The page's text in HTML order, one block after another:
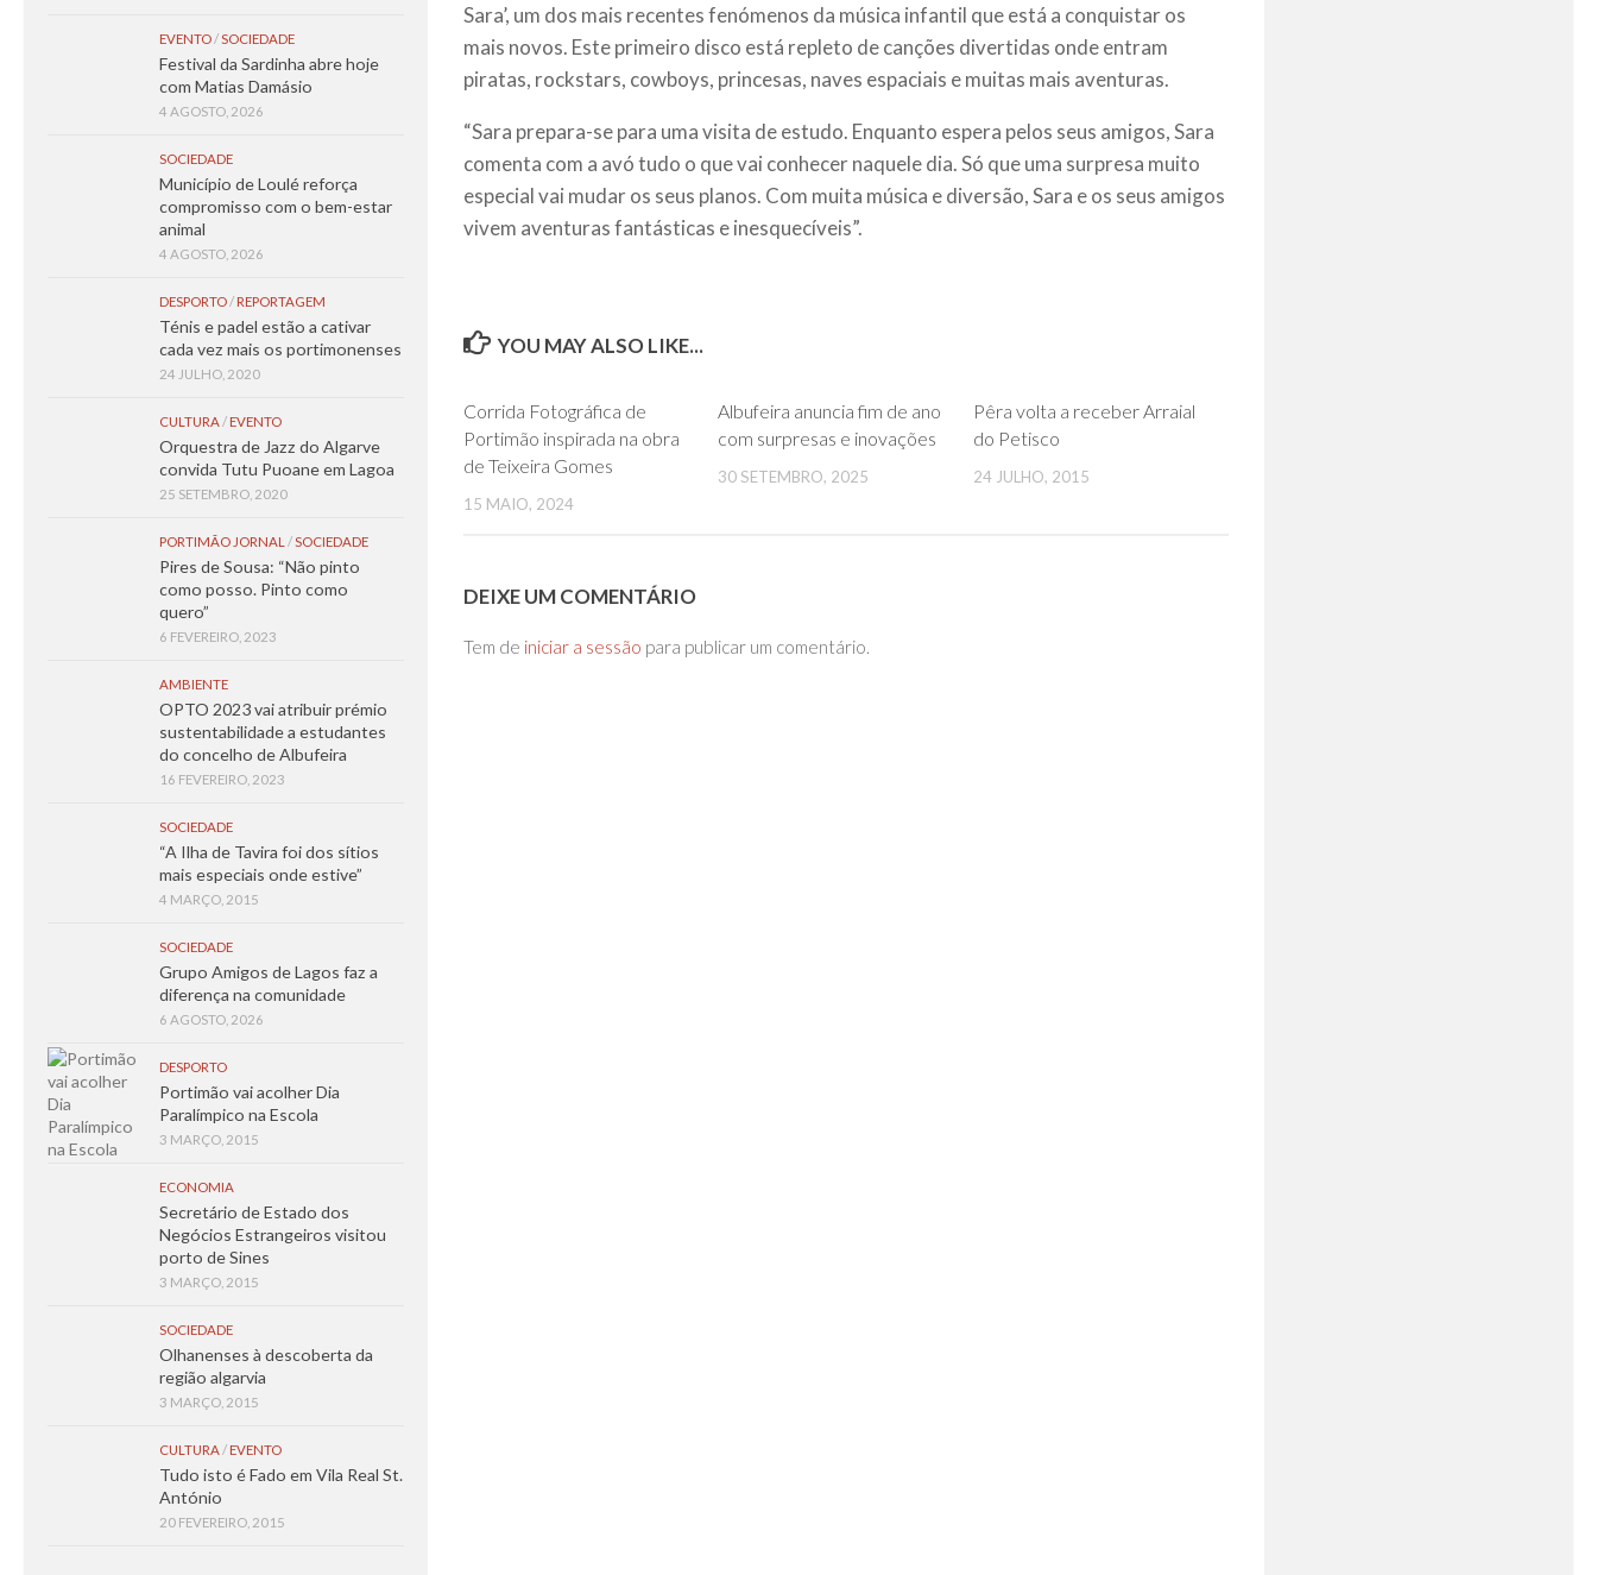
Sara’, um dos mais recentes fenómenos da música infantil que está a conquistar os
mais novos. Este primeiro disco está repleto de canções divertidas onde entram
piratas, rockstars, cowboys, princesas, naves espaciais e muitas mais aventuras.
“Sara prepara-se para uma visita de estudo. Enquanto espera pelos seus amigos, Sara
comenta com a avó tudo o que vai conhecer naquele dia. Só que uma surpresa muito
especial vai mudar os seus planos. Com muita música e diversão, Sara e os seus amigos
vivem aventuras fantásticas e inesquecíveis”.
YOU MAY ALSO LIKE...
Corrida Fotográfica de
Portimão inspirada na obra
de Teixeira Gomes
15 MAIO, 2024
Albufeira anuncia fim de ano
com surpresas e inovações
30 SETEMBRO, 2025
Pêra volta a receber Arraial
do Petisco
24 JULHO, 2015
DEIXE UM COMENTÁRIO
Tem de iniciar a sessão para publicar um comentário.
EVENTO/SOCIEDADE
Festival da Sardinha abre hoje
com Matias Damásio
4 AGOSTO, 2026
SOCIEDADE
Município de Loulé reforça
compromisso com o bem-estar
animal
4 AGOSTO, 2026
DESPORTO/ REPORTAGEM
Ténis e padel estão a cativar
cada vez mais os portimonenses
24 JULHO, 2020
CULTURA/ EVENTO
Orquestra de Jazz do Algarve
convida Tutu Puoane em Lagoa
25 SETEMBRO, 2020
PORTIMÃO JORNAL /SOCIEDADE
Pires de Sousa: “Não pinto
como posso. Pinto como
quero”
6 FEVEREIRO, 2023
AMBIENTE
OPTO 2023 vai atribuir prémio
sustentabilidade a estudantes
do concelho de Albufeira
16 FEVEREIRO, 2023
SOCIEDADE
“A Ilha de Tavira foi dos sítios
mais especiais onde estive”
4 MARÇO, 2015
SOCIEDADE
Grupo Amigos de Lagos faz a
diferença na comunidade
6 AGOSTO, 2026
DESPORTO
Portimão vai acolher Dia
Paralímpico na Escola
3 MARÇO, 2015
ECONOMIA
Secretário de Estado dos
Negócios Estrangeiros visitou
porto de Sines
3 MARÇO, 2015
SOCIEDADE
Olhanenses à descoberta da
região algarvia
3 MARÇO, 2015
CULTURA/ EVENTO
Tudo isto é Fado em Vila Real St.
António
20 FEVEREIRO, 2015